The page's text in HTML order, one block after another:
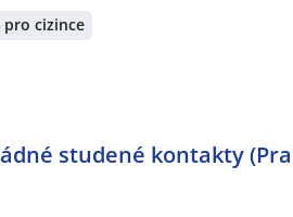
cizince
studené kontakty